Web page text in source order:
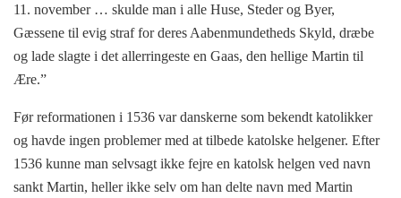
11. november … skulde man i alle Huse, Steder og Byer,
Gæssene til evig straf for deres Aabenmundetheds Skyld, dræbe
og lade slagte i det allerringeste en Gaas, den hellige Martin til
Ære.”
Før reformationen i 1536 var danskerne som bekendt katolikker
og havde ingen problemer med at tilbede katolske helgener. Efter
1536 kunne man selvsagt ikke fejre en katolsk helgen ved navn
sankt Martin, heller ikke selv om han delte navn med Martin